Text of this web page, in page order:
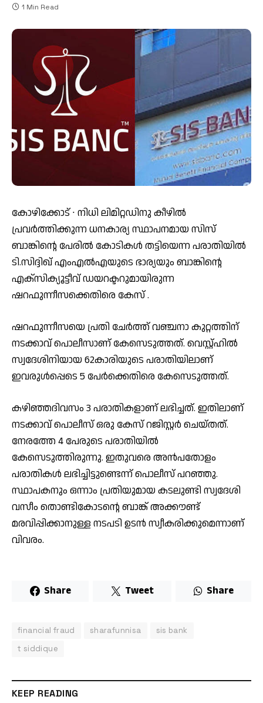
1 Min Read
കോഴിക്കോട് ∙ നിധി ലിമിറ്റഡിനു കീഴിൽ
പ്രവർത്തിക്കുന്ന ധനകാര്യ സ്ഥാപനമായ സിസ്
ബാങ്കിന്റെ പേരിൽ കോടികൾ തട്ടിയെന്ന പരാതിയിൽ
ടി.സിദ്ദിഖ് എംഎൽഎയുടെ ഭാര്യയും ബാങ്കിന്റെ
എക്സിക്യൂട്ടീവ് ഡയറക്ടറുമായിരുന്ന
ഷറഫുന്നീസക്കെതിരെ കേസ് .
ഷറഫുന്നീസയെ പ്രതി ചേർത്ത് വഞ്ചനാ കുറ്റത്തിന്
നടക്കാവ് പൊലീസാണ് കേസെടുത്തത്. വെസ്റ്റ്ഹിൽ
സ്വദേശിനിയായ 62കാരിയുടെ പരാതിയിലാണ്
ഇവരുൾപ്പെടെ 5 പേർക്കെതിരെ കേസെടുത്തത്.
കഴിഞ്ഞദിവസം 3 പരാതികളാണ് ലഭിച്ചത്. ഇതിലാണ്
നടക്കാവ് പൊലീസ് ഒരു കേസ് റജിസ്റ്റർ ചെയ്തത്.
നേരത്തേ 4 പേരുടെ പരാതിയിൽ
കേസെടുത്തിരുന്നു. ഇതുവരെ അൻപതോളം
പരാതികൾ ലഭിച്ചിട്ടുണ്ടെന്ന് പൊലീസ് പറഞ്ഞു.
സ്ഥാപകനും ഒന്നാം പ്രതിയുമായ കടലുണ്ടി സ്വദേശി
വസീം തൊണ്ടികോടന്റെ ബാങ്ക് അക്കൗണ്ട്
മരവിപ്പിക്കാനുള്ള നടപടി ഉടൻ സ്വീകരിക്കുമെന്നാണ്
വിവരം.
Share Tweet Share
financial fraud sharafunnisa
sis bank
t siddique
KEEP READING